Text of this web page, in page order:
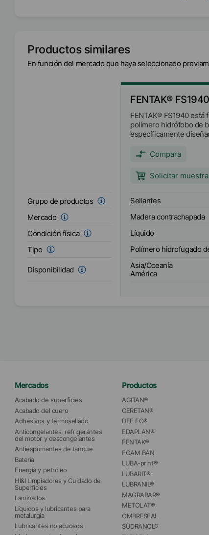
Productos similares
En función del mercado que haya seleccionado
Grupo de productos
Mercado
Condición física
Tipo
Disponibilidad
FENTAK® FS1940
FENTAK® FS1940 está
polímero hidrófobo de
específicamente
de ingeniería. Es una
la liberación de
Compara
Solicitar muestra
Sellantes
Madera contrachapada
Líquido
Polímero hidrofugado
Asia/Oceanía
América
Mercados
Acabado de superficies
Acabado del cuero
Adhesivos y termosellado
Anticongelantes, refrigerantes
del motor y descongelantes
Antiespumantes de tanque
Batería
Energía y petróleo
HI&I Limpiadores y Cuidado de
Superficies
Laminados
Líquidos y lubricantes para
metalurgia
Lubricantes no acuosos
Productos
AGITAN®
CERETAN®
DEE FO®
EDAPLAN®
FENTAK®
FOAM BAN
LUBA-print®
LUBARIT®
LUBRANIL®
MAGRABAR®
METOLAT®
OMBRESEAL
SÜDRANOL®